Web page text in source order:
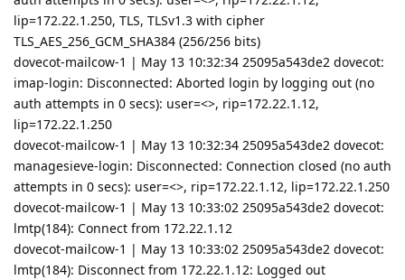
lip=172.22.1.250, TLS, TLSv1.3 with cipher
TLS_AES_256_GCM_SHA384 (256/256 bits)
dovecot-mailcow-1 | May 13 10:32:34 25095a543de2 dovecot:
imap-login: Disconnected: Aborted login by logging out (no
auth attempts in 0 secs): user=<>, rip=172.22.1.12,
lip=172.22.1.250
dovecot-mailcow-1 | May 13 10:32:34 25095a543de2 dovecot:
managesieve-login: Disconnected: Connection closed (no auth
attempts in 0 secs): user=<>, rip=172.22.1.12, lip=172.22.1.250
dovecot-mailcow-1 | May 13 10:33:02 25095a543de2 dovecot:
lmtp(184): Connect from 172.22.1.12
dovecot-mailcow-1 | May 13 10:33:02 25095a543de2 dovecot:
lmtp(184): Disconnect from 172.22.1.12: Logged out